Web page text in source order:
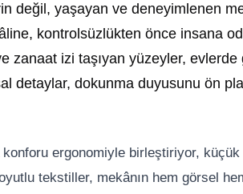
değil, yaşayan ve deneyimlenen
kontrolsüzlükten önce insana
zanaat izi taşıyan yüzeyler, evlerde
detaylar, dokunma duyusunu ön
ergonomiyle birleştiriyor, küçük
tekstiller, mekânın hem görsel